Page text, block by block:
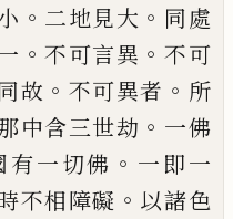
。 二地見大 。 同處
。不可言異 。不可
故 。 不可異者 。 所
中含三世劫 。 一佛
有一切佛 。 一即一
不相障礙 。 以諸色